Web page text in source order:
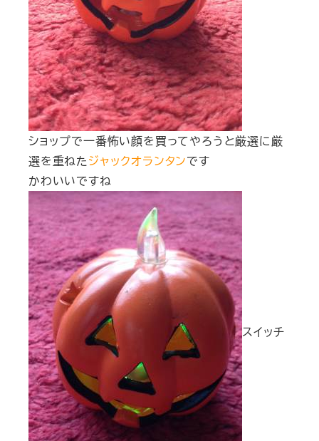
ショップで一番怖い顔を買ってやろうと厳選に厳
選を重ねたジャックオランタンです
かわいいですね
スイッチ